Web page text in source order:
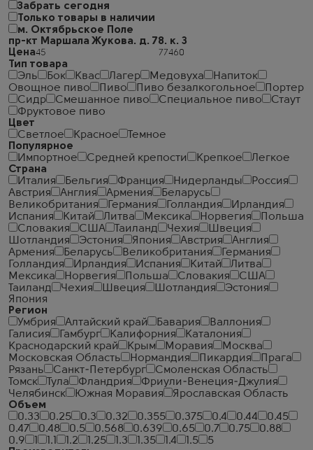
Забрать сегодня
Только товары в наличии
м. Октябрьское Поле
пр-кт Маршала Жукова. д. 78. к. 3
Цена
Тип товара
Эль
Бок Квас Лагер Медовуха
Напиток
Овощное пиво
Пиво Пиво безалкогольное
Портер
Сидр
Смешанное пиво Специальное пиво
Стаут
Фруктовое пиво
Цвет
Светлое
Красное
Темное
Популярное
Импортное
Средней крепости Крепкое
Легкое
Страна
Италия
Бельгия Франция Нидерланды
Россия
Австрия
Англия Армения
Беларусь
Великобритания
Германия Голландия
Ирландия
Испания
Китай Литва Мексика Норвегия
Польша
Словакия
США Таиланд Чехия
Швеция
Шотландия
Эстония Япония Австрия
Англия
Армения
Беларусь Великобритания
Германия
Голландия
Ирландия Испания Китай
Литва
Мексика
Норвегия Польша Словакия
США
Таиланд
Чехия Швеция Шотландия
Эстония
Япония
Регион
Умбрия
Алтайский край Бавария
Валлония
Галисия
Гамбург Калифорния
Каталония
Краснодарский край
Крым Моравия
Москва
Московская Область
Нормандия Пикардия
Прага
Рязань
Санкт-Петербург
Смоленская Область
Томск
Тула Фландрия
Фриули-Венеция-Джулия
Челябинск
Южная Моравия
Ярославская Область
Объем
0.33
0.25 0.3 0.32 0.355 0.375 0.4 0.44
0.45
0.47
0.48 0.5 0.568 0.639 0.65 0.7 0.75
0.88
0.9
1.1 1.2 1.25 1.3 1.35 1.4 1.5
5